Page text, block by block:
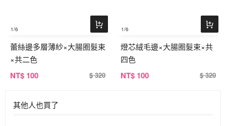
1/6
蕾絲邊多層薄紗×大腸圈髮束
×共二色
NT$ 100 $ 320
1/6
燈芯絨毛邊×大腸圈髮束×共
四色
NT$ 100 $ 320
其他人也買了